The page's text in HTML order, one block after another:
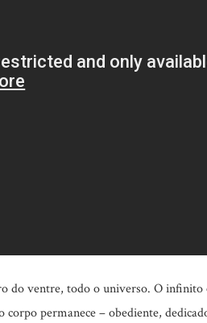
do ventre, todo o universo. O infinito
corpo permanece – obediente,